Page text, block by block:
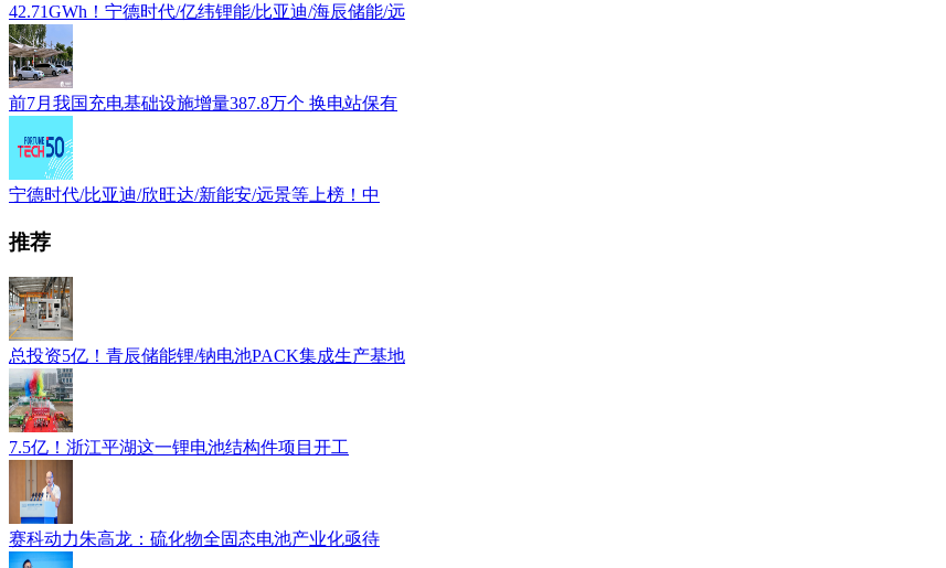
42.71GWh！宁德时代/亿纬锂能/比亚迪/海辰储能/远
前7月我国充电基础设施增量387.8万个 换电站保有
宁德时代/比亚迪/欣旺达/新能安/远景等上榜！中
推荐
总投资5亿！青辰储能锂/钠电池PACK集成生产基地
7.5亿！浙江平湖这一锂电池结构件项目开工
赛科动力朱高龙：硫化物全固态电池产业化亟待